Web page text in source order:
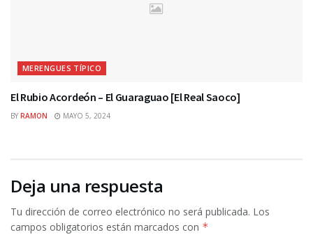
MERENGUES TÍPICO
El Rubio Acordeón – El Guaraguao [El Real Saoco]
BY RAMON MAYO 5, 2024
Deja una respuesta
Tu dirección de correo electrónico no será publicada. Los
campos obligatorios están marcados con *